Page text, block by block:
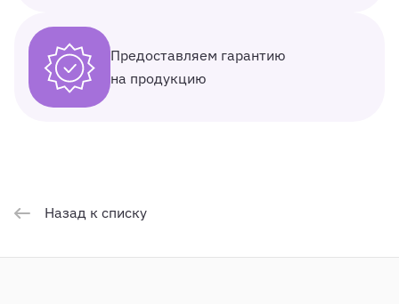
Предоставляем гарантию
на продукцию
Назад к списку